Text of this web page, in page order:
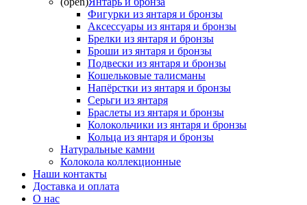
Фигурки из янтаря и бронзы
Аксессуары из янтаря и бронзы
Брелки из янтаря и бронзы
Броши из янтаря и бронзы
Подвески из янтаря и бронзы
Кошельковые талисманы
Напёрстки из янтаря и бронзы
Серьги из янтаря
Браслеты из янтаря и бронзы
Колокольчики из янтаря и бронзы
Кольца из янтаря и бронзы
Натуральные камни
Колокола коллекционные
Наши контакты
Доставка и оплата
О нас